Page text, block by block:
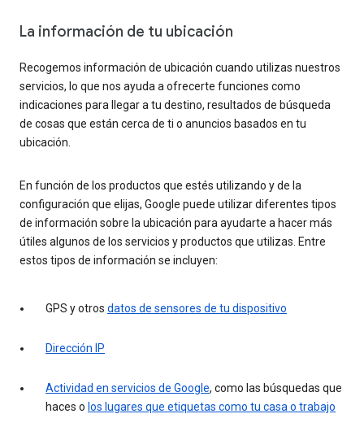
La información de tu ubicación
Recogemos información de ubicación cuando utilizas nuestros
servicios, lo que nos ayuda a ofrecerte funciones como
indicaciones para llegar a tu destino, resultados de búsqueda
de cosas que están cerca de ti o anuncios basados en tu
ubicación.
En función de los productos que estés utilizando y de la
configuración que elijas, Google puede utilizar diferentes tipos
de información sobre la ubicación para ayudarte a hacer más
útiles algunos de los servicios y productos que utilizas. Entre
estos tipos de información se incluyen:
GPS y otros datos de sensores de tu dispositivo
Dirección IP
Actividad en servicios de Google, como las búsquedas que
haces o los lugares que etiquetas como tu casa o trabajo